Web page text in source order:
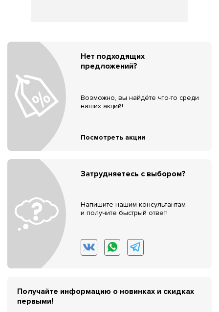
Нет подходящих
предложений?
Возможно, вы найдёте что-то среди
наших акций!
Посмотреть акции
Затрудняетесь с выбором?
Напишите нашим консультантам
и получите быстрый ответ!
Получайте информацию о новинках и скидках
первыми!